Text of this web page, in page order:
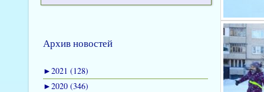
Архив новостей
►2021 (128)
►2020 (346)